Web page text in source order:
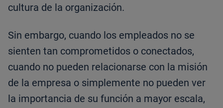
cultura de la organización.
Sin embargo, cuando los empleados no se
sienten tan comprometidos o conectados,
cuando no pueden relacionarse con la misión
de la empresa o simplemente no pueden ver
la importancia de su función a mayor escala,